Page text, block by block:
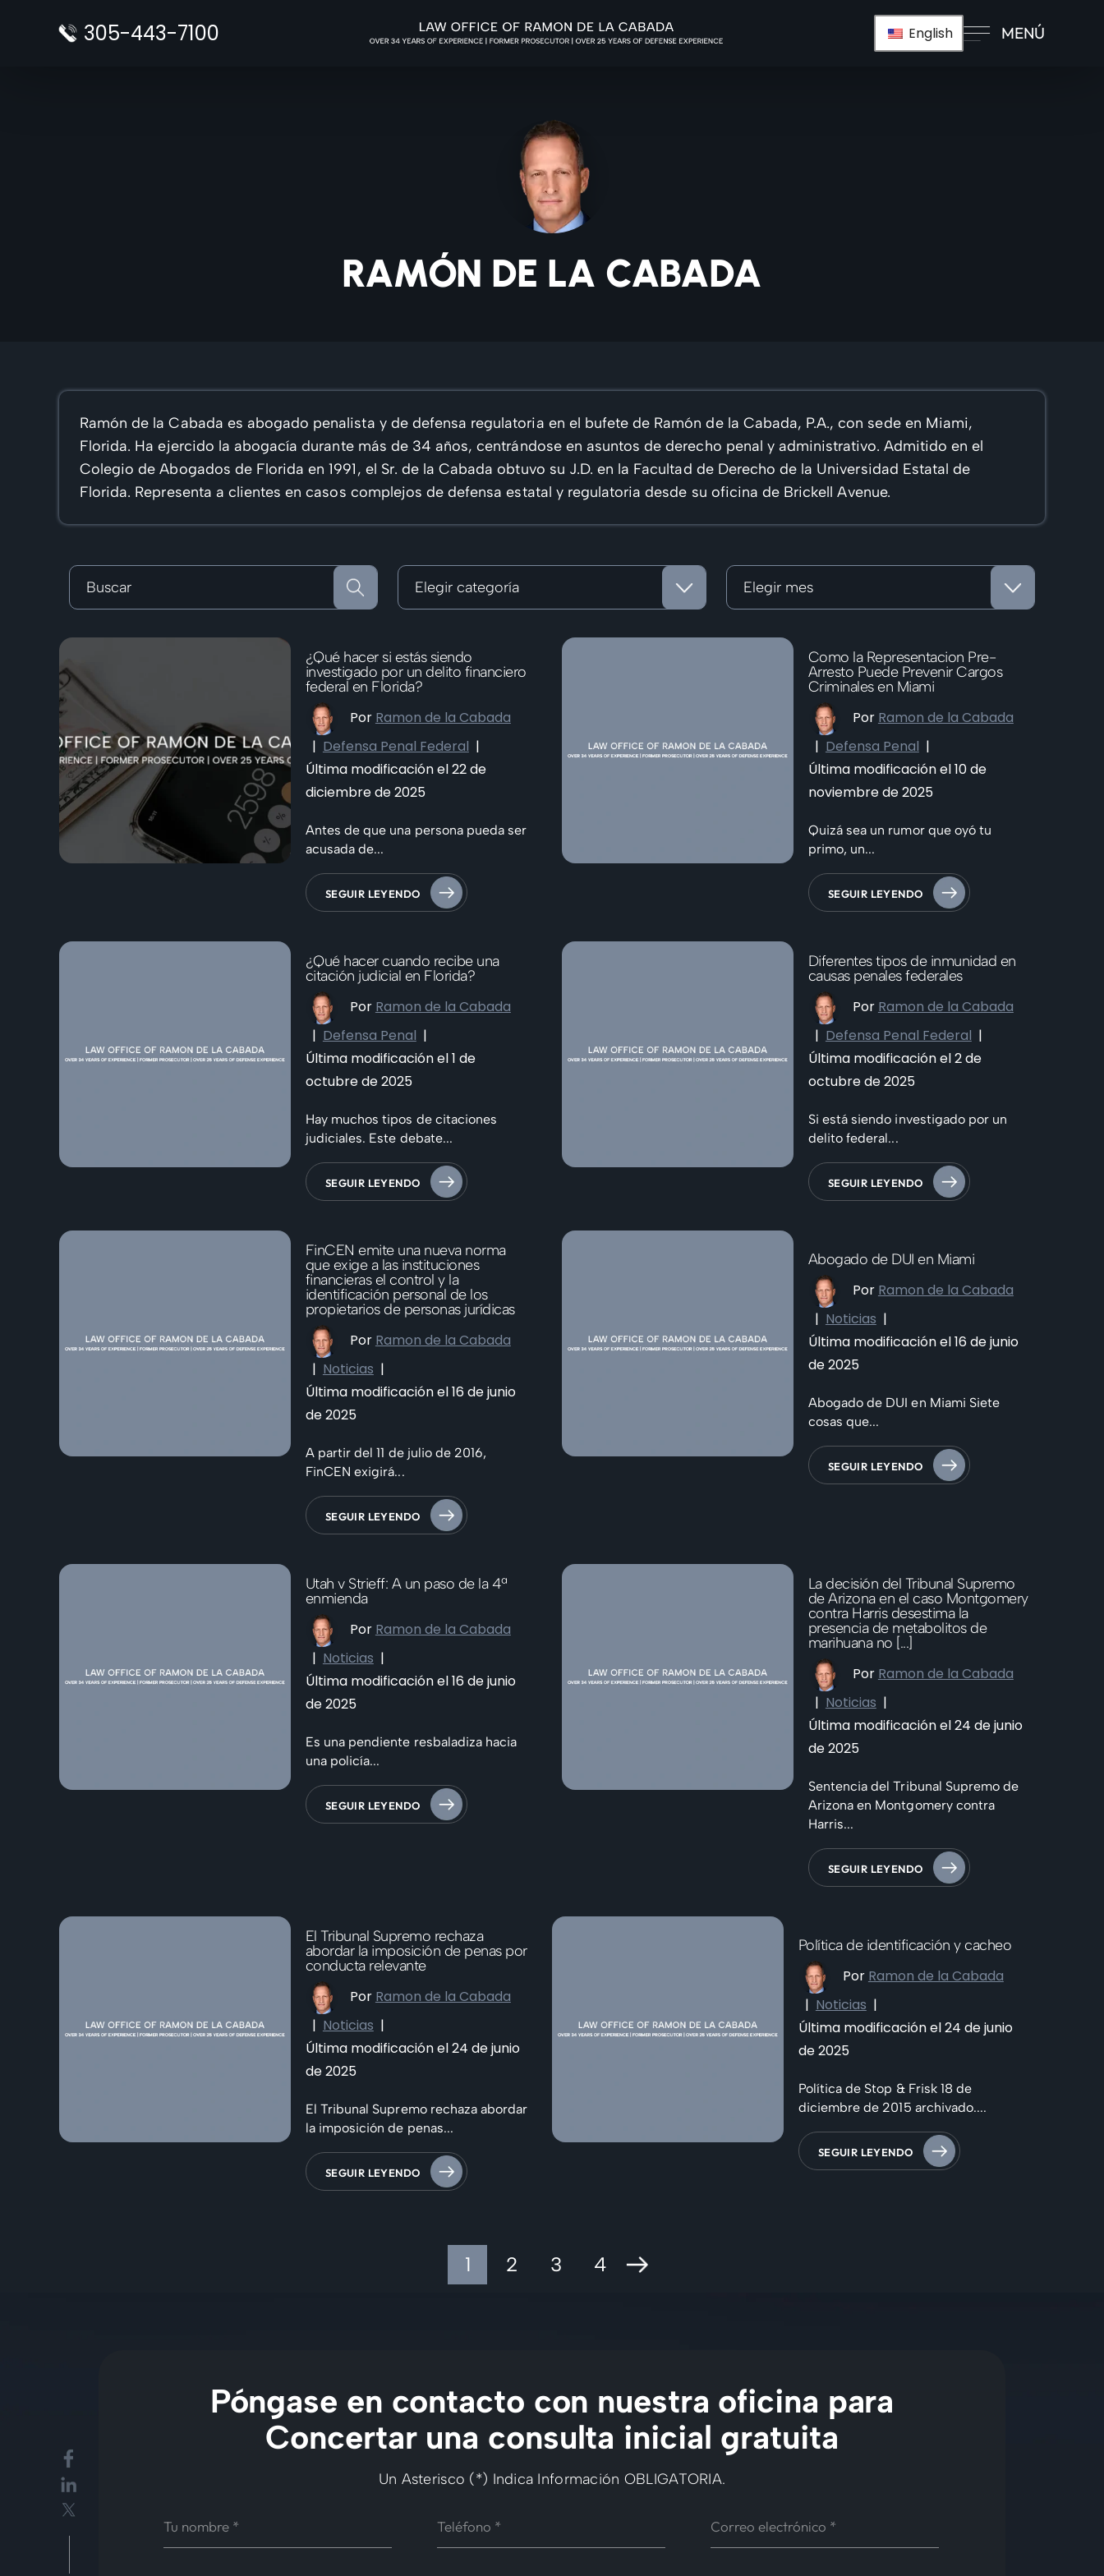
305-443-7100 English MENÚ
RAMÓN DE LA CABADA
Ramón de la Cabada es abogado penalista y de defensa regulatoria en el bufete de Ramón de la Cabada, P.A., con sede en Miami,
Florida. Ha ejercido la abogacía durante más de 34 años, centrándose en asuntos de derecho penal y administrativo. Admitido en el
Colegio de Abogados de Florida en 1991, el Sr. de la Cabada obtuvo su J.D. en la Facultad de Derecho de la Universidad Estatal de
Florida. Representa a clientes en casos complejos de defensa estatal y regulatoria desde su oficina de Brickell Avenue.
Categorías Archivos
¿Qué hacer si estás siendo
investigado por un delito financiero
federal en Florida?
Por Ramon de la Cabada
| Defensa Penal Federal |
Última modificación el 22 de
diciembre de 2025
Antes de que una persona pueda ser
acusada de...
SEGUIR LEYENDO
Como la Representacion Pre-
Arresto Puede Prevenir Cargos
Criminales en Miami
Por Ramon de la Cabada
| Defensa Penal |
Última modificación el 10 de
noviembre de 2025
Quizá sea un rumor que oyó tu
primo, un...
SEGUIR LEYENDO
¿Qué hacer cuando recibe una
citación judicial en Florida?
Por Ramon de la Cabada
| Defensa Penal |
Última modificación el 1 de
octubre de 2025
Hay muchos tipos de citaciones
judiciales. Este debate...
SEGUIR LEYENDO
Diferentes tipos de inmunidad en
causas penales federales
Por Ramon de la Cabada
| Defensa Penal Federal |
Última modificación el 2 de
octubre de 2025
Si está siendo investigado por un
delito federal...
SEGUIR LEYENDO
FinCEN emite una nueva norma
que exige a las instituciones
financieras el control y la
identificación personal de los
propietarios de personas jurídicas
Por Ramon de la Cabada
| Noticias |
Última modificación el 16 de junio
de 2025
A partir del 11 de julio de 2016,
FinCEN exigirá...
SEGUIR LEYENDO
Abogado de DUI en Miami
Por Ramon de la Cabada
| Noticias |
Última modificación el 16 de junio
de 2025
Abogado de DUI en Miami Siete
cosas que...
SEGUIR LEYENDO
Utah v Strieff: A un paso de la 4ª
enmienda
Por Ramon de la Cabada
| Noticias |
Última modificación el 16 de junio
de 2025
Es una pendiente resbaladiza hacia
una policía...
SEGUIR LEYENDO
La decisión del Tribunal Supremo
de Arizona en el caso Montgomery
contra Harris desestima la
presencia de metabolitos de
marihuana no [...]
Por Ramon de la Cabada
| Noticias |
Última modificación el 24 de junio
de 2025
Sentencia del Tribunal Supremo de
Arizona en Montgomery contra
Harris...
SEGUIR LEYENDO
El Tribunal Supremo rechaza
abordar la imposición de penas por
conducta relevante
Por Ramon de la Cabada
| Noticias |
Última modificación el 24 de junio
de 2025
El Tribunal Supremo rechaza abordar
la imposición de penas...
SEGUIR LEYENDO
Política de identificación y cacheo
Por Ramon de la Cabada
| Noticias |
Última modificación el 24 de junio
de 2025
Política de Stop & Frisk 18 de
diciembre de 2015 archivado....
SEGUIR LEYENDO
1 2 3 4
Póngase en contacto con nuestra oficina para
Concertar una consulta inicial gratuita
Un Asterisco (*) Indica Información OBLIGATORIA.